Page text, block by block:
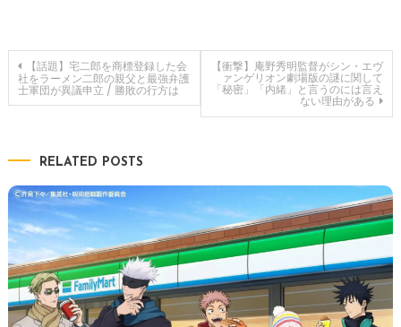
投
稿
ビ
ゲ
ー
シ
【話題】宅二郎を商標登録した会
社をラーメン二郎の親父と最強弁護
士軍団が異議申立 / 勝敗の行方は
【衝撃】庵野秀明監督がシン・エヴ
ァンゲリオン劇場版の謎に関して
「秘密」「内緒」と言うのには言え
ない理由がある
RELATED POSTS